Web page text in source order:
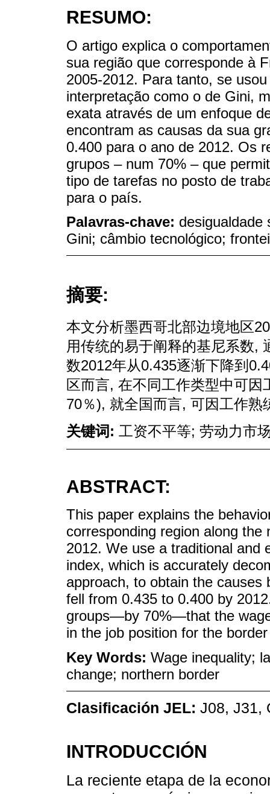
RESUMO:
O artigo explica o
sua região que corresponde à
2005-2012. Para tanto, se
interpretação como o de Gini,
exata através de um enfoque
encontram as causas da sua
0.400 para o ano de 2012. Os
grupos – num 70% – que
tipo de tarefas no posto de
para o país.
Palavras-chave: desigualdade
Gini; câmbio tecnológico;
摘要:
本文分析墨西哥北部边境地区
用传统的易于阐释的基尼系数,
数2012年从0.435逐渐下降到
区而言, 在不同工作类型中可
70％), 就全国而言, 可因工作
关键词: 工资不平等; 劳动力市
ABSTRACT:
This paper explains the
corresponding region along
2012. We use a traditional and
index, which is accurately
approach, to obtain the causes
fell from 0.435 to 0.400 by
groups—by 70%—that the
in the job position for the
Key Words: Wage inequality;
change; northern border
Clasificación JEL: J08, J31,
INTRODUCCIÓN
La reciente etapa de la